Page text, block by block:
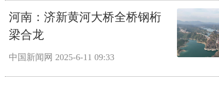
河南：济新黄河大桥全桥钢桁
梁合龙
中国新闻网 2025-6-11 09:33